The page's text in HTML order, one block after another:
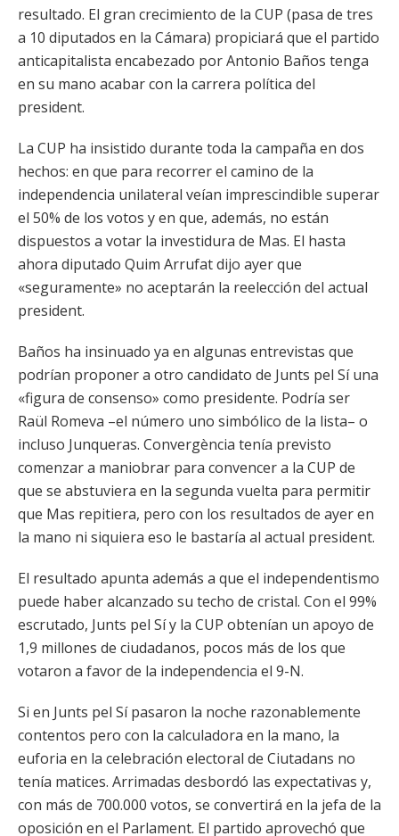
resultado. El gran crecimiento de la CUP (pasa de tres
a 10 diputados en la Cámara) propiciará que el partido
anticapitalista encabezado por Antonio Baños tenga
en su mano acabar con la carrera política del
president.
La CUP ha insistido durante toda la campaña en dos
hechos: en que para recorrer el camino de la
independencia unilateral veían imprescindible superar
el 50% de los votos y en que, además, no están
dispuestos a votar la investidura de Mas. El hasta
ahora diputado Quim Arrufat dijo ayer que
«seguramente» no aceptarán la reelección del actual
president.
Baños ha insinuado ya en algunas entrevistas que
podrían proponer a otro candidato de Junts pel Sí una
«figura de consenso» como presidente. Podría ser
Raül Romeva –el número uno simbólico de la lista– o
incluso Junqueras. Convergència tenía previsto
comenzar a maniobrar para convencer a la CUP de
que se abstuviera en la segunda vuelta para permitir
que Mas repitiera, pero con los resultados de ayer en
la mano ni siquiera eso le bastaría al actual president.
El resultado apunta además a que el independentismo
puede haber alcanzado su techo de cristal. Con el 99%
escrutado, Junts pel Sí y la CUP obtenían un apoyo de
1,9 millones de ciudadanos, pocos más de los que
votaron a favor de la independencia el 9-N.
Si en Junts pel Sí pasaron la noche razonablemente
contentos pero con la calculadora en la mano, la
euforia en la celebración electoral de Ciutadans no
tenía matices. Arrimadas desbordó las expectativas y,
con más de 700.000 votos, se convertirá en la jefa de la
oposición en el Parlament. El partido aprovechó que